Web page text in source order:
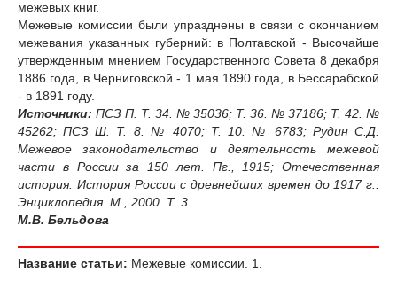
межевых книг.
Межевые комиссии были упразднены в связи с окончанием
межевания указанных губерний: в Полтавской - Высочайше
утвержденным мнением Государственного Совета 8 декабря
1886 года, в Черниговской - 1 мая 1890 года, в Бессарабской
- в 1891 году.
Источники: ПСЗ П. Т. 34. № 35036; Т. 36. № 37186; Т. 42. №
45262; ПСЗ Ш. Т. 8. № 4070; Т. 10. № 6783; Рудин С.Д.
Межевое законодательство и деятельность межевой
части в России за 150 лет. Пг., 1915; Отечественная
история: История России с древнейших времен до 1917 г.:
Энциклопедия. М., 2000. Т. 3.
М.В. Бельдова
Название статьи: Межевые комиссии. 1.